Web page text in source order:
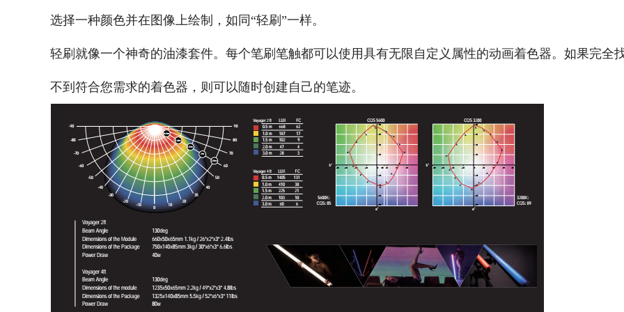
选择一种颜色并在图像上绘制，如同“轻刷”一样。
轻刷就像一个神奇的油漆套件。每个笔刷笔触都可以使用具有无限自定义属性的动画着色器。如果完全
不到符合您需求的着色器，则可以随时创建自己的笔迹。